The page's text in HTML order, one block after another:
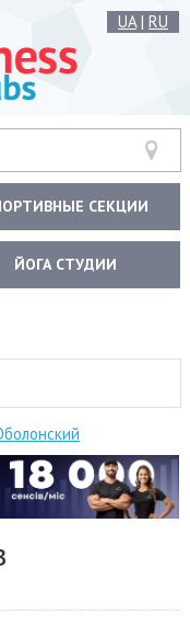
UA| RU
СЕКЦИИ
ЙОГА СТУДИИ